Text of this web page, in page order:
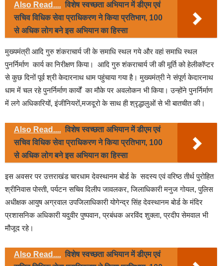
Also Read.... विशेष स्वच्छता अभियान में डीएम एवं
सचिव विधिक सेवा प्राधिकरण ने किया प्रतिभाग, 100
से अधिक लोग बने इस अभियान का हिस्सा
मुख्यमंत्री आदि गुरु शंकराचार्य जी के समाधि स्थल गये और वहां समाधि स्थल
पुनर्निर्माण कार्य का निरीक्षण किया। आदि गुरु शंकराचार्य जी की मूर्ति को‌ हेलीकॉप्टर
से कुछ दिनों‌ पूर्व‌ श्री केदारनाथ धाम पहुंचाया गया है। मुख्यमंत्री ने संपूर्ण केदारनाथ
धाम में चल रहे पुनर्निर्माण कार्यों का मौके पर अवलोकन भी किया। उन्होंने पुनर्निर्माण
में लगे अधिकारियों, इंजीनियरों,मजदूरो के साथ ही श्रृद्धालुओं से भी बातचीत की।
Also Read.... विशेष स्वच्छता अभियान में डीएम एवं
सचिव विधिक सेवा प्राधिकरण ने किया प्रतिभाग, 100
से अधिक लोग बने इस अभियान का हिस्सा
इस अवसर पर उत्तराखंड चारधाम देवस्थानम बोर्ड के सदस्य एवं वरिष्ठ तीर्थ पुरोहित
श्रीनिवास पोस्ती, पर्यटन सचिव दिलीप जावलकर, जिलाधिकारी मनुज गोयल, पुलिस
अधीक्षक आयुष अग्रवाल उपजिलाधिकारी योगेन्द्र सिंह देवस्थानम बोर्ड के मंदिर
प्रशासनिक अधिकारी यदुवीर पुष्पवान, प्रबंधक अरविंद शुक्ला, प्रदीप सेमवाल भी
मौजूद रहे।
Also Read.... विशेष स्वच्छता अभियान में डीएम एवं